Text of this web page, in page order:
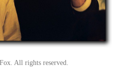
All rights reserved.